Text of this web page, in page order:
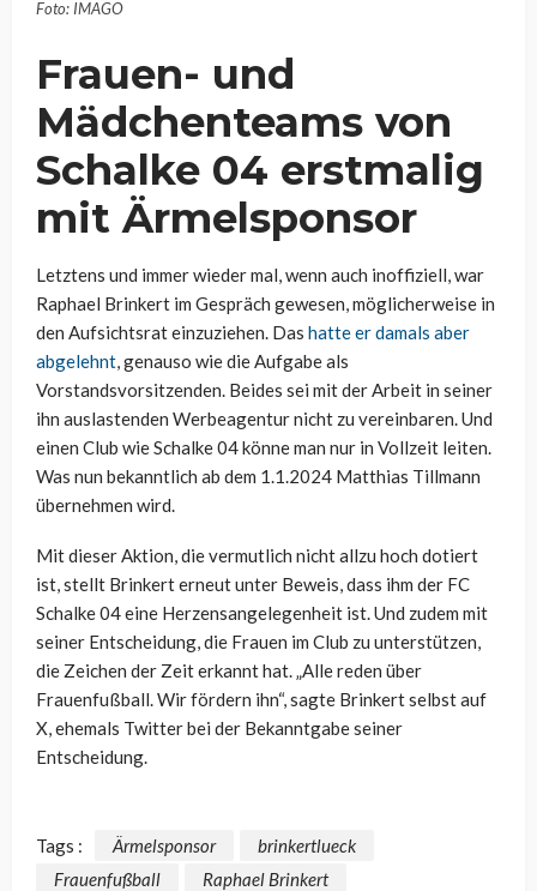
Foto: IMAGO
Frauen- und
Mädchenteams von
Schalke 04 erstmalig
mit Ärmelsponsor
Letztens und immer wieder mal, wenn auch inoffiziell, war
Raphael Brinkert im Gespräch gewesen, möglicherweise in
den Aufsichtsrat einzuziehen. Das hatte er damals aber
abgelehnt, genauso wie die Aufgabe als
Vorstandsvorsitzenden. Beides sei mit der Arbeit in seiner
ihn auslastenden Werbeagentur nicht zu vereinbaren. Und
einen Club wie Schalke 04 könne man nur in Vollzeit leiten.
Was nun bekanntlich ab dem 1.1.2024 Matthias Tillmann
übernehmen wird.
Mit dieser Aktion, die vermutlich nicht allzu hoch dotiert
ist, stellt Brinkert erneut unter Beweis, dass ihm der FC
Schalke 04 eine Herzensangelegenheit ist. Und zudem mit
seiner Entscheidung, die Frauen im Club zu unterstützen,
die Zeichen der Zeit erkannt hat. „Alle reden über
Frauenfußball. Wir fördern ihn“, sagte Brinkert selbst auf
X, ehemals Twitter bei der Bekanntgabe seiner
Entscheidung.
Tags : Ärmelsponsor
brinkertlueck
Frauenfußball
Raphael Brinkert